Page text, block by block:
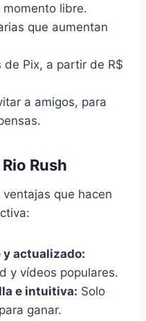
libre.
que aumentan
de Pix, a partir de R$
a amigos, para
Rush
ventajas que hacen
actualizado:
y vídeos populares.
e intuitiva: Solo
ganar.